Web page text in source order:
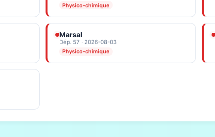
Physico-chimique
Marsal
Dép. 57 · 2026-08-03
Physico-chimique